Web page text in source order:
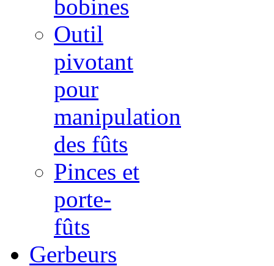
bobines
Outil
pivotant
pour
manipulation
des fûts
Pinces et
porte-
fûts
Gerbeurs